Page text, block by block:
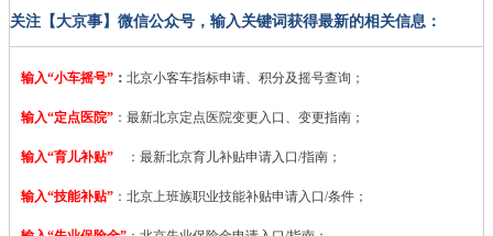
关注【大京事】微信公众号，输入关键词获得最新的相关信息：
输入“小车摇号” ： 北京小客车指标申请、积分及摇号查询；
输入“定点医院” ： 最新北京定点医院变更入口、变更指南；
输入“育儿补贴” ：最新北京育儿补贴申请入口/指南；
输入“技能补贴” ： 北京上班族职业技能补贴申请入口/条件；